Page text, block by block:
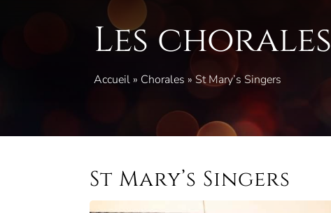
Les chorales
Accueil » Chorales » St Mary’s Singers
St Mary’s Singers